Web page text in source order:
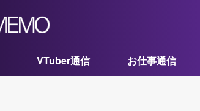
VTuber通信 お仕事通信